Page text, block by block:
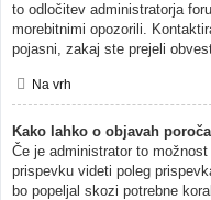
to odločitev administratorja
morebitnimi opozorili.
pojasni, zakaj ste prejeli
Na vrh
Kako lahko o objavah
Če je administrator to
prispevku videti poleg
bo popeljal skozi potrebne